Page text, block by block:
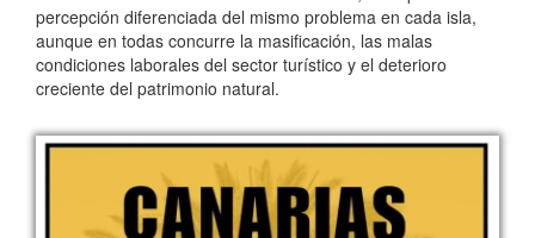
percepción diferenciada del mismo problema en cada isla,
aunque en todas concurre la masificación, las malas
condiciones laborales del sector turístico y el deterioro
creciente del patrimonio natural.